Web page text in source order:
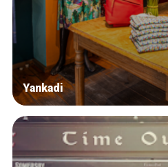
Yankadi